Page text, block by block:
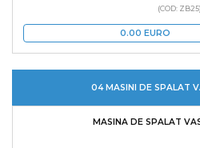
(COD: ZB25)
0.00 EURO
04 MASINI DE SPALAT
MASINA DE SPALAT